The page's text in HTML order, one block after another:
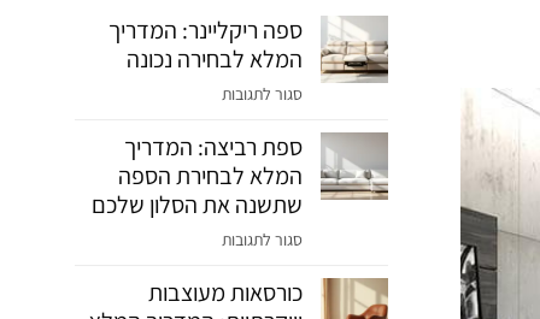
ספה ריקליינר: המדריך
המלא לבחירה נכונה
סגור לתגובות
ריקליינר:
המדריך
המלא
נכונה
ספת רביצה: המדריך
המלא לבחירת הספה
שתשנה את הסלון שלכם
סגור לתגובות
רביצה:
כורסאות מעוצבות